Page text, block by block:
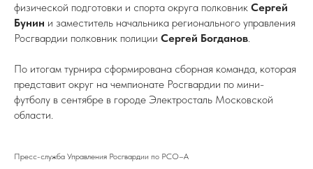
физической подготовки и спорта округа полковник Сергей
Бунин и заместитель начальника регионального управления
Росгвардии полковник полиции Сергей Богданов.
По итогам турнира сформирована сборная команда, которая
представит округ на чемпионате Росгвардии по мини-
футболу в сентябре в городе Электросталь Московской
области.
Пресс-служба Управления Росгвардии по РСО–А